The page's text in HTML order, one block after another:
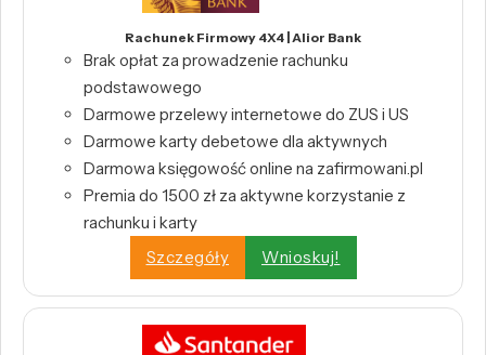
Rachunek Firmowy 4X4 | Alior Bank
Brak opłat za prowadzenie rachunku
podstawowego
Darmowe przelewy internetowe do ZUS i US
Darmowe karty debetowe dla aktywnych
Darmowa księgowość online na zafirmowani.pl
Premia do 1500 zł za aktywne korzystanie z
rachunku i karty
Szczegóły
Wnioskuj!